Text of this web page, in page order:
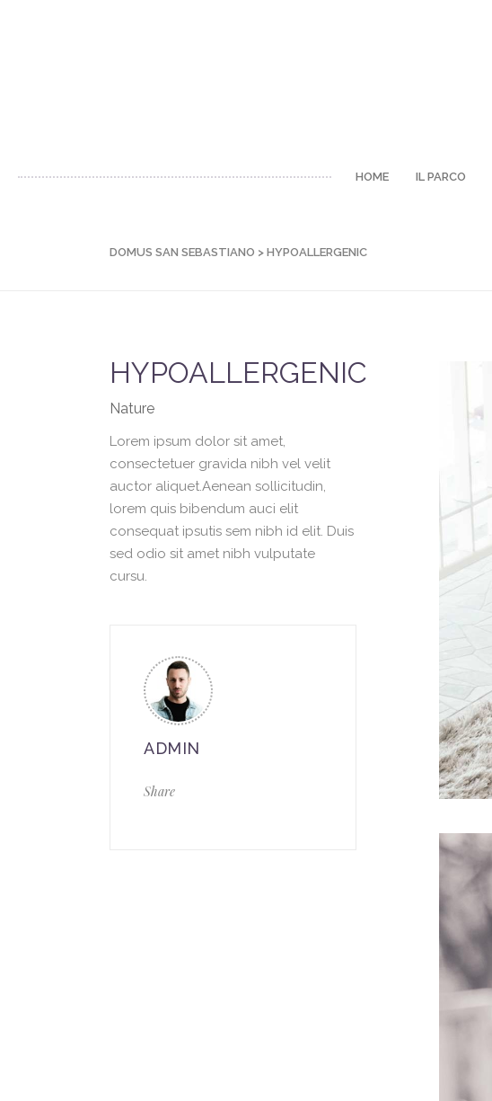
HOME IL PARCO
DOMUS SAN SEBASTIANO > HYPOALLERGENIC
HYPOALLERGENIC
Nature
Lorem ipsum dolor sit amet,
consectetuer gravida nibh vel velit
auctor aliquet.Aenean sollicitudin,
lorem quis bibendum auci elit
consequat ipsutis sem nibh id elit. Duis
sed odio sit amet nibh vulputate
cursu.
ADMIN
Share